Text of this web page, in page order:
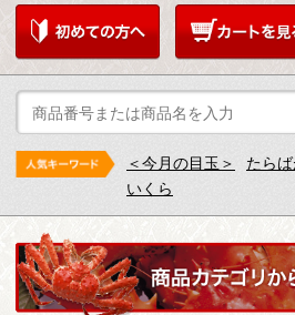
＜今月の目玉＞ たら
いくら